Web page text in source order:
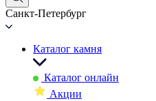
Санкт-Петербург
Каталог камня
Каталог онлайн
Акции